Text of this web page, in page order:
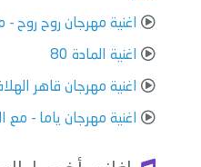
اغنية مهرجان روح روح
اغنية المادة 80
اغنية مهرجان قاهر
اغنية مهرجان ياما - مع